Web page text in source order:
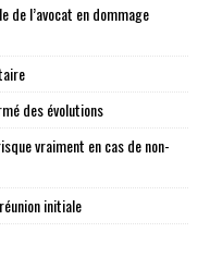
de l’avocat en dommage
des évolutions
vraiment en cas de non-
initiale